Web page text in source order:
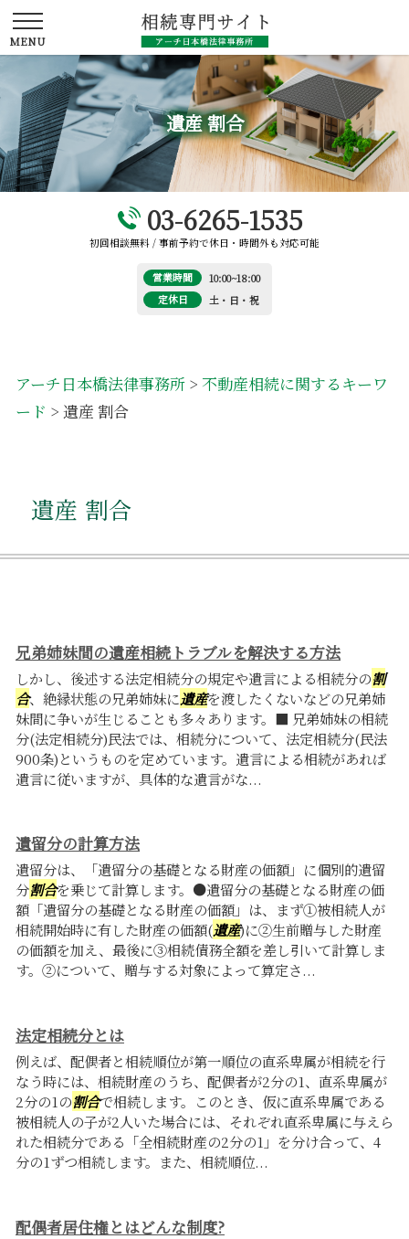
遺産 割合
03-6265-1535
初回相談無料 / 事前予約で休日・時間外も対応可能
営業時間
10:00~18:00
定休日
土・日・祝
アーチ日本橋法律事務所 > 不動産相続に関するキーワ
ード > 遺産 割合
遺産 割合
兄弟姉妹間の遺産相続トラブルを解決する方法
しかし、後述する法定相続分の規定や遺言による相続分の割
合、絶縁状態の兄弟姉妹に遺産を渡したくないなどの兄弟姉
妹間に争いが生じることも多々あります。■ 兄弟姉妹の相続
分(法定相続分)民法では、相続分について、法定相続分(民法
900条)というものを定めています。遺言による相続があれば
遺言に従いますが、具体的な遺言がな...
遺留分の計算方法
遺留分は、「遺留分の基礎となる財産の価額」に個別的遺留
分割合を乗じて計算します。●遺留分の基礎となる財産の価
額「遺留分の基礎となる財産の価額」は、まず①被相続人が
相続開始時に有した財産の価額(遺産)に②生前贈与した財産
の価額を加え、最後に③相続債務全額を差し引いて計算しま
す。②について、贈与する対象によって算定さ...
法定相続分とは
例えば、配偶者と相続順位が第一順位の直系卑属が相続を行
なう時には、相続財産のうち、配偶者が2分の1、直系卑属が
2分の1の割合で相続します。このとき、仮に直系卑属である
被相続人の子が2人いた場合には、それぞれ直系卑属に与えら
れた相続分である「全相続財産の2分の1」を分け合って、4
分の1ずつ相続します。また、相続順位...
配偶者居住権とはどんな制度?